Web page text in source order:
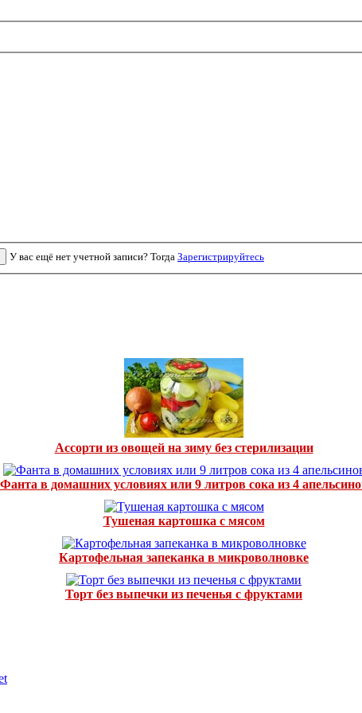
У вас ещё нет учетной записи? Тогда Зарегистрируйтесь
Ассорти из овощей на зиму без стерилизации
Фанта в домашних условиях или 9 литров сока из 4
Тушеная картошка с мясом
Картофельная запеканка в микроволновке
Торт без выпечки из печенья с фруктами